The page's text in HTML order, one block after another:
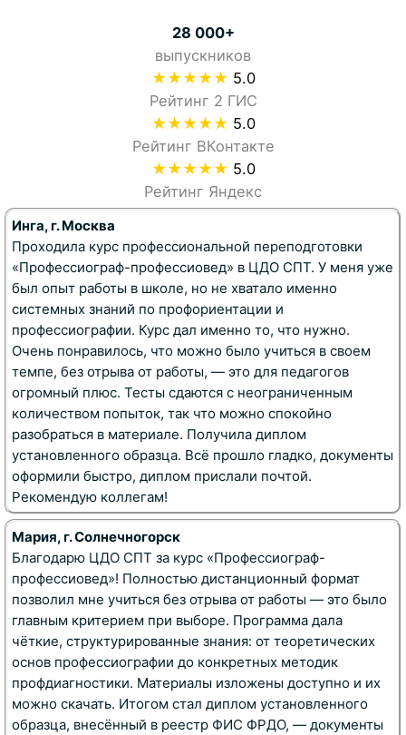
28 000+
выпускников
★★★★★ 5.0
Рейтинг 2 ГИС
★★★★★ 5.0
Рейтинг ВКонтакте
★★★★★ 5.0
Рейтинг Яндекс
Инга, г. Москва
Проходила курс профессиональной переподготовки
«Профессиограф-профессиовед» в ЦДО СПТ. У меня уже
был опыт работы в школе, но не хватало именно
системных знаний по профориентации и
профессиографии. Курс дал именно то, что нужно.
Очень понравилось, что можно было учиться в своем
темпе, без отрыва от работы, — это для педагогов
огромный плюс. Тесты сдаются с неограниченным
количеством попыток, так что можно спокойно
разобраться в материале. Получила диплом
установленного образца. Всё прошло гладко, документы
оформили быстро, диплом прислали почтой.
Рекомендую коллегам!
Мария, г. Солнечногорск
Благодарю ЦДО СПТ за курс «Профессиограф-
профессиовед»! Полностью дистанционный формат
позволил мне учиться без отрыва от работы — это было
главным критерием при выборе. Программа дала
чёткие, структурированные знания: от теоретических
основ профессиографии до конкретных методик
профдиагностики. Материалы изложены доступно и их
можно скачать. Итогом стал диплом установленного
образца, внесённый в реестр ФИС ФРДО, — документы